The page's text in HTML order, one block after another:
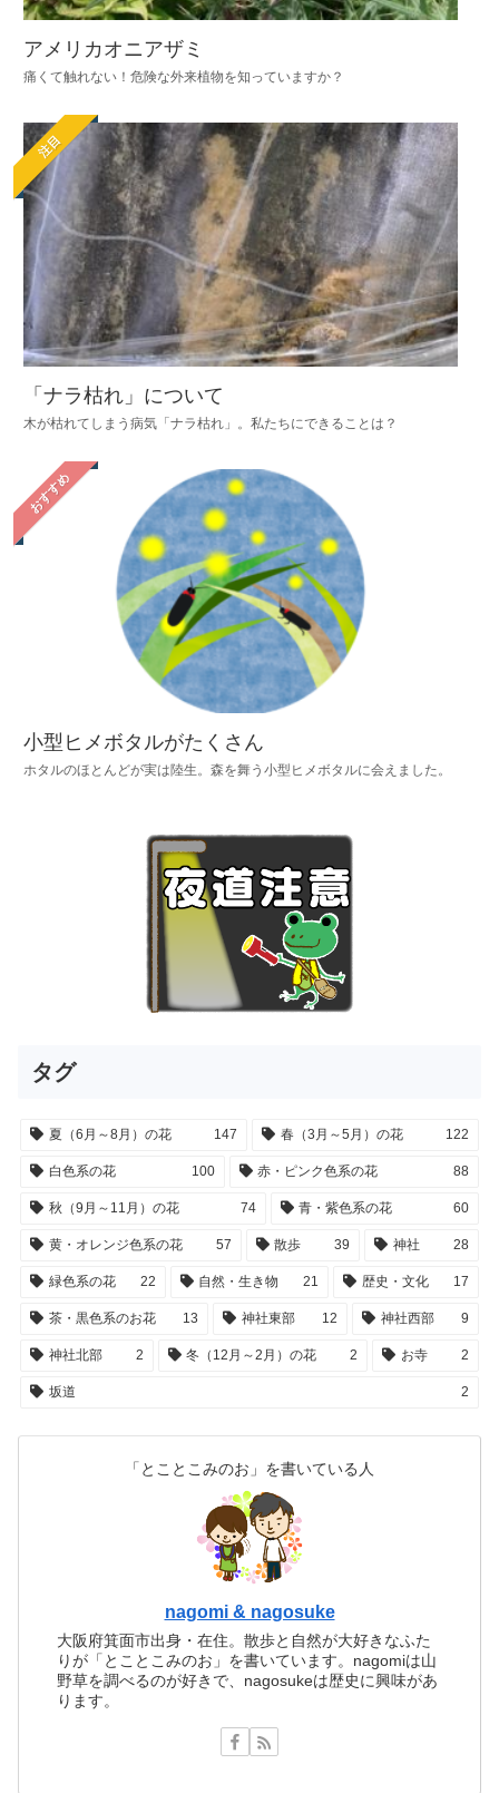
アメリカオニアザミ
痛くて触れない！危険な外来植物を知っていますか？
注目
「ナラ枯れ」について
木が枯れてしまう病気「ナラ枯れ」。私たちにできることは？
おすすめ
小型ヒメボタルがたくさん
ホタルのほとんどが実は陸生。森を舞う小型ヒメボタルに会えました。
タグ
夏（6月～8月）の花 147 春（3月～5月）の花 122
白色系の花 100 赤・ピンク色系の花 88
秋（9月～11月）の花 74 青・紫色系の花 60
黄・オレンジ色系の花 57 散歩 39 神社 28
緑色系の花 22 自然・生き物 21 歴史・文化 17
茶・黒色系のお花 13 神社東部 12 神社西部 9
神社北部 2 冬（12月～2月）の花 2 お寺 2
坂道 2
「とことこみのお」を書いている人
nagomi & nagosuke
大阪府箕面市出身・在住。散歩と自然が大好きなふた
りが「とことこみのお」を書いています。nagomiは山
野草を調べるのが好きで、nagosukeは歴史に興味があ
ります。